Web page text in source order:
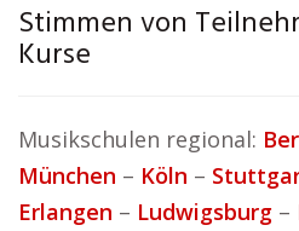
Stimmen von
Kurse
Musikschulen regional:
München – Köln –
Erlangen – Ludwigsburg –